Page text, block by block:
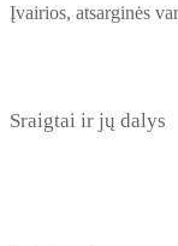
Įvairios, atsarginės
Sraigtai ir jų dalys